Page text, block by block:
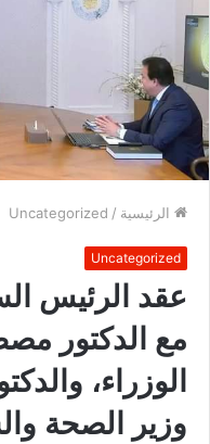
الرئيسية /
Uncategorized
Uncategorized
عقد الرئيس
مع الدكتور
الوزراء،
وزير الصحة